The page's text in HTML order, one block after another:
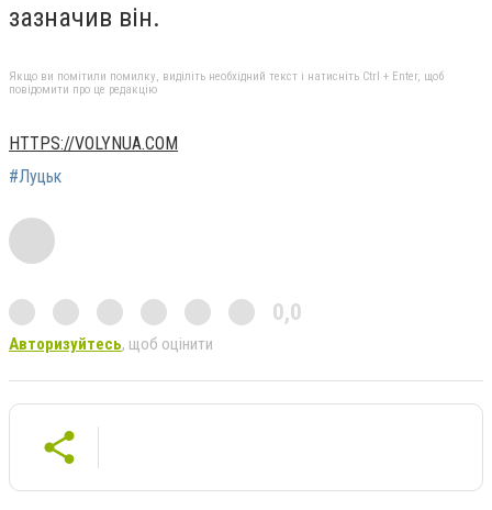
зазначив він.
Якщо ви помітили помилку, виділіть необхідний текст і натисніть Ctrl + Enter, щоб
повідомити про це редакцію
HTTPS://VOLYNUA.COM
#Луцьк
0,0
Авторизуйтесь, щоб оцінити